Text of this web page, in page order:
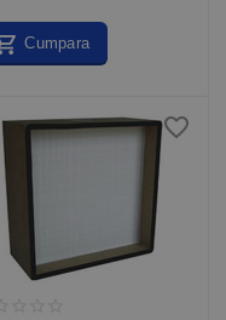
Cumpara